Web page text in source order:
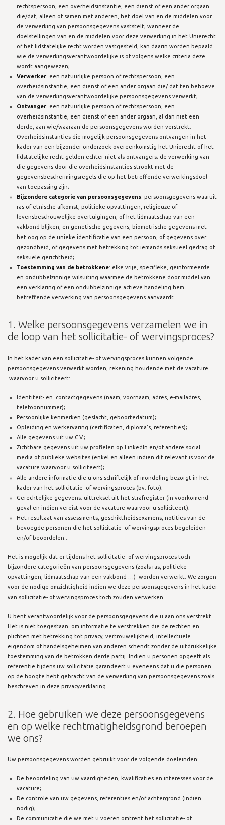
rechtspersoon, een overheidsinstantie, een dienst of een ander orgaan
die/dat, alleen of samen met anderen, het doel van en de middelen voor
de verwerking van persoonsgegevens vaststelt; wanneer de
doelstellingen van en de middelen voor deze verwerking in het Unierecht
of het lidstatelijke recht worden vastgesteld, kan daarin worden bepaald
wie de verwerkingsverantwoordelijke is of volgens welke criteria deze
wordt aangewezen;
Verwerker: een natuurlijke persoon of rechtspersoon, een
overheidsinstantie, een dienst of een ander orgaan die/ dat ten behoeve
van de verwerkingsverantwoordelijke persoonsgegevens verwerkt;
Ontvanger: een natuurlijke persoon of rechtspersoon, een
overheidsinstantie, een dienst of een ander orgaan, al dan niet een
derde, aan wie/waaraan de persoonsgegevens worden verstrekt.
Overheidsinstanties die mogelijk persoonsgegevens ontvangen in het
kader van een bijzonder onderzoek overeenkomstig het Unierecht of het
lidstatelijke recht gelden echter niet als ontvangers; de verwerking van
die gegevens door die overheidsinstanties strookt met de
gegevensbeschermingsregels die op het betreffende verwerkingsdoel
van toepassing zijn;
Bijzondere categorie van persoonsgegevens: persoonsgegevens waaruit
ras of etnische afkomst, politieke opvattingen, religieuze of
levensbeschouwelijke overtuigingen, of het lidmaatschap van een
vakbond blijken, en genetische gegevens, biometrische gegevens met
het oog op de unieke identificatie van een persoon, of gegevens over
gezondheid, of gegevens met betrekking tot iemands seksueel gedrag of
seksuele gerichtheid;
Toestemming van de betrokkene: elke vrije, specifieke, geïnformeerde
en ondubbelzinnige wilsuiting waarmee de betrokkene door middel van
een verklaring of een ondubbelzinnige actieve handeling hem
betreffende verwerking van persoonsgegevens aanvaardt.
1. Welke persoonsgegevens verzamelen we in
de loop van het sollicitatie- of wervingsproces?
In het kader van een sollicitatie- of wervingsproces kunnen volgende
persoonsgegevens verwerkt worden, rekening houdende met de vacature
waarvoor u solliciteert:
Identiteit- en contactgegevens (naam, voornaam, adres, e-mailadres,
telefoonnummer);
Persoonlijke kenmerken (geslacht, geboortedatum);
Opleiding en werkervaring (certificaten, diploma’s, referenties);
Alle gegevens uit uw C.V.;
Zichtbare gegevens uit uw profielen op LinkedIn en/of andere social
media of publieke websites (enkel en alleen indien dit relevant is voor de
vacature waarvoor u solliciteert);
Alle andere informatie die u ons schriftelijk of mondeling bezorgt in het
kader van het sollicitatie- of wervingsproces (bv. foto);
Gerechtelijke gegevens: uittreksel uit het strafregister (in voorkomend
geval en indien vereist voor de vacature waarvoor u solliciteert);
Het resultaat van assessments, geschiktheidsexamens, notities van de
bevoegde personen die het sollicitatie- of wervingsproces begeleiden
en/of beoordelen...
Het is mogelijk dat er tijdens het sollicitatie- of wervingsproces toch
bijzondere categorieën van persoonsgegevens (zoals ras, politieke
opvattingen, lidmaatschap van een vakbond …) worden verwerkt. We zorgen
voor de nodige omzichtigheid indien we deze persoonsgegevens in het kader
van sollicitatie- of wervingsproces toch zouden verwerken.
U bent verantwoordelijk voor de persoonsgegevens die u aan ons verstrekt.
Het is niet toegestaan om informatie te verstrekken die de rechten en
plichten met betrekking tot privacy, vertrouwelijkheid, intellectuele
eigendom of handelsgeheimen van anderen schendt zonder de uitdrukkelijke
toestemming van de betrokken derde partij. Indien u personen opgeeft als
referentie tijdens uw sollicitatie garandeert u eveneens dat u die personen
op de hoogte hebt gebracht van de verwerking van persoonsgegevens zoals
beschreven in deze privacyverklaring.
2. Hoe gebruiken we deze persoonsgegevens
en op welke rechtmatigheidsgrond beroepen
we ons?
Uw persoonsgegevens worden gebruikt voor de volgende doeleinden:
De beoordeling van uw vaardigheden, kwalificaties en interesses voor de
vacature;
De controle van uw gegevens, referenties en/of achtergrond (indien
nodig);
De communicatie die we met u voeren omtrent het sollicitatie- of